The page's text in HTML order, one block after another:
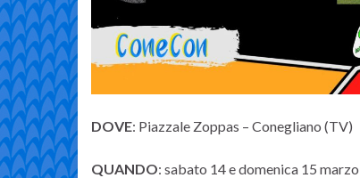
DOVE: Piazzale Zoppas – Conegliano (TV)
QUANDO: sabato 14 e domenica 15 marzo